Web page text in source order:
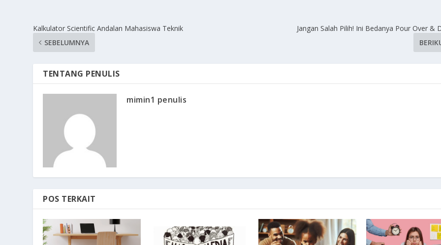
Kalkulator Scientific Andalan Mahasiswa Teknik
SEBELUMNYA
Jangan Salah Pilih! Ini Bedanya Pour Over &
TENTANG PENULIS
mimin1 penulis
POS TERKAIT